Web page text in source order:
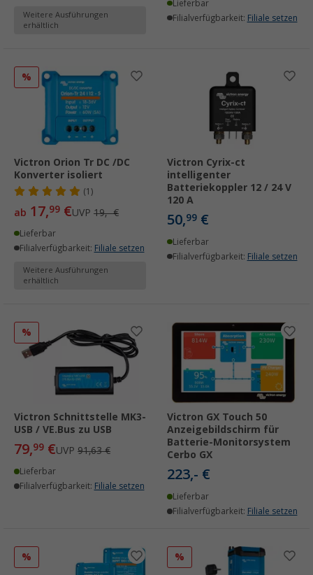
Weitere Ausführungen
erhältlich
Lieferbar
Filialverfügbarkeit: Filiale setzen
%
Victron Orion Tr DC /DC
Konverter isoliert
(1)
ab 17,99 €UVP 19,- €
Lieferbar
Filialverfügbarkeit: Filiale setzen
Weitere Ausführungen
erhältlich
Victron Cyrix-ct
intelligenter
Batteriekoppler 12 / 24 V
120 A
50,99 €
Lieferbar
Filialverfügbarkeit: Filiale setzen
%
Victron Schnittstelle MK3-
USB / VE.Bus zu USB
79,99 €UVP 91,63 €
Lieferbar
Filialverfügbarkeit: Filiale setzen
Victron GX Touch 50
Anzeigebildschirm für
Batterie-Monitorsystem
Cerbo GX
223,- €
Lieferbar
Filialverfügbarkeit: Filiale setzen
% %